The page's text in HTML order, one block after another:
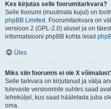
Kes kirjutas selle foorumitarkvara?
Selle foorumi (muutmata kujul) on
phpBB Limited . Foorumitarkvara on
versioon 2 (GPL-2.0) alusel ja on
informatsiooni phpBB kohta leiad
Üles
Miks siin foorumis ei ole X
Selle tarkvara on kirjutanud ja välja
tulevaste versioonide suhtes saad
leheküljel, kus saad hääletada juba
oma.